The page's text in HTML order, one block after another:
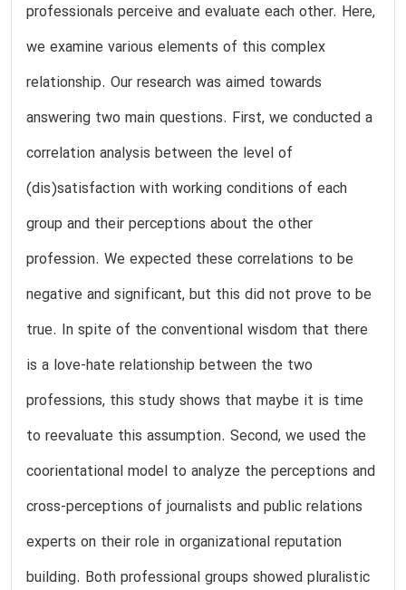
professionals perceive and evaluate each other. Here,
we examine various elements of this complex
relationship. Our research was aimed towards
answering two main questions. First, we conducted a
correlation analysis between the level of
(dis)satisfaction with working conditions of each
group and their perceptions about the other
profession. We expected these correlations to be
negative and significant, but this did not prove to be
true. In spite of the conventional wisdom that there
is a love-hate relationship between the two
professions, this study shows that maybe it is time
to reevaluate this assumption. Second, we used the
coorientational model to analyze the perceptions and
cross-perceptions of journalists and public relations
experts on their role in organizational reputation
building. Both professional groups showed pluralistic